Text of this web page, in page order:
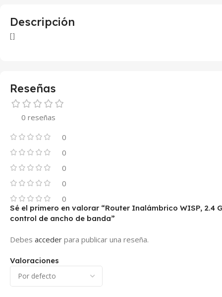
Descripción
[]
Reseñas
0 reseñas
0
0
0
0
0
Valoraciones
Sé el primero en valorar “Router Inalámbrico WISP, 2.4
control de ancho de banda”
Debes acceder para publicar una reseña.